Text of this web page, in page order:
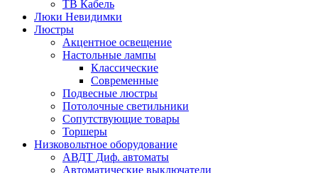
ТВ Кабель
Люки Невидимки
Люстры
Акцентное освещение
Настольные лампы
Классические
Современные
Подвесные люстры
Потолочные светильники
Сопутствующие товары
Торшеры
Низковольтное оборудование
АВДT Диф. автоматы
Автоматические выключатели